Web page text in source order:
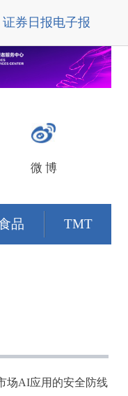
证券日报电子报
微 博
品 TMT
场AI应用的安全防线